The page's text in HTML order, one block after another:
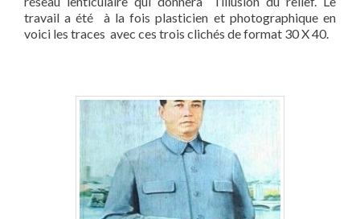
travail a été à la fois plasticien et photographique en
voici les traces avec ces trois clichés de format 30 X 40.